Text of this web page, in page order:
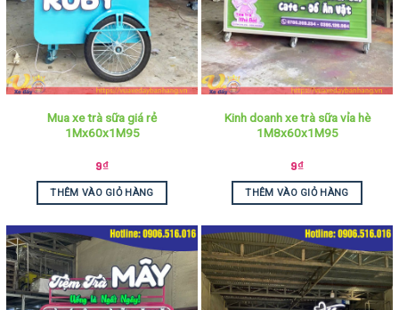
Mua xe trà sữa giá rẻ
1Mx60x1M95
9₫
THÊM VÀO GIỎ HÀNG
Kinh doanh xe trà sữa vỉa hè
1M8x60x1M95
9₫
THÊM VÀO GIỎ HÀNG